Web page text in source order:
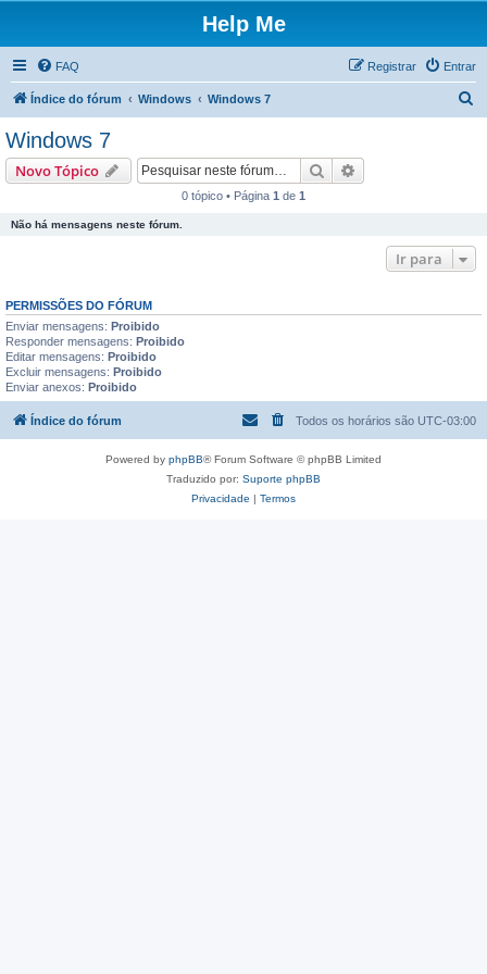
Help Me
FAQ Entrar
Registrar
Índice do fórum Windows Windows 7
Windows 7
Novo Tópico Pesquisar
0 tópico • Página 1 de 1
Não há mensagens neste fórum.
Ir para
PERMISSÕES DO FÓRUM
Enviar mensagens: Proibido
Responder mensagens: Proibido
Editar mensagens: Proibido
Excluir mensagens: Proibido
Enviar anexos: Proibido
Índice do fórum Todos os horários são UTC-03:00
Powered by phpBB® Forum Software © phpBB Limited
Traduzido por: Suporte phpBB
Privacidade | Termos